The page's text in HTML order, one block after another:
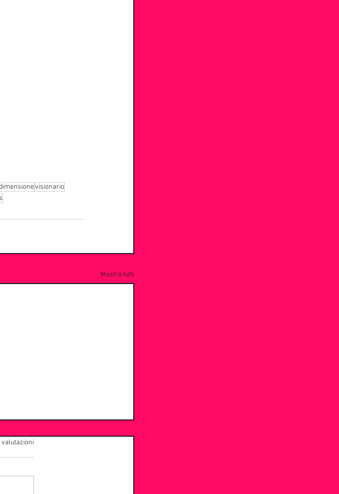
visionario
Mostra tutti